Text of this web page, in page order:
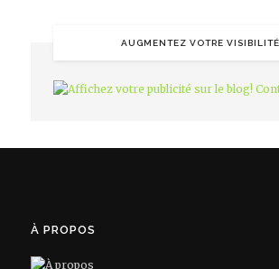
AUGMENTEZ VOTRE
À PROPOS